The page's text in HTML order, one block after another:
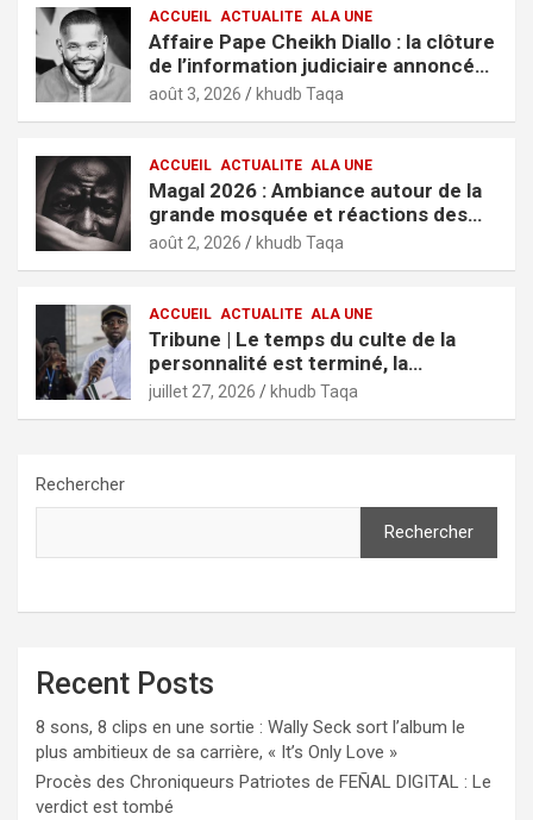
ACCUEIL ACTUALITE ALA UNE
Affaire Pape Cheikh Diallo : la clôture
de l’information judiciaire annoncée
par le tribunal de Pikine-Guédiawaye
août 3, 2026 khudb Taqa
ACCUEIL ACTUALITE ALA UNE
Magal 2026 : Ambiance autour de la
grande mosquée et réactions des
fidèles
août 2, 2026 khudb Taqa
ACCUEIL ACTUALITE ALA UNE
Tribune | Le temps du culte de la
personnalité est terminé, la
jeunesse mérite des résultats (El
juillet 27, 2026 khudb Taqa
Rechercher
Rechercher
Recent Posts
8 sons, 8 clips en une sortie : Wally Seck sort l’album le
plus ambitieux de sa carrière, « It’s Only Love »
Procès des Chroniqueurs Patriotes de FEÑAL DIGITAL : Le
verdict est tombé